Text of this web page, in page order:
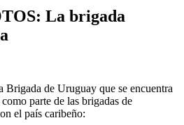
La brigada
Brigada de Uruguay que se encuentra
parte de las brigadas de
el país caribeño: